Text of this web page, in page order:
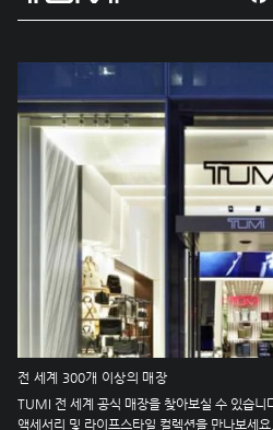
전 세계 300개 이상의 매장
TUMI 전 세계 공식 매장을 찾아보실 수 있습니
액세서리 및 라이프스타일 컬렉션을 만나보세요.